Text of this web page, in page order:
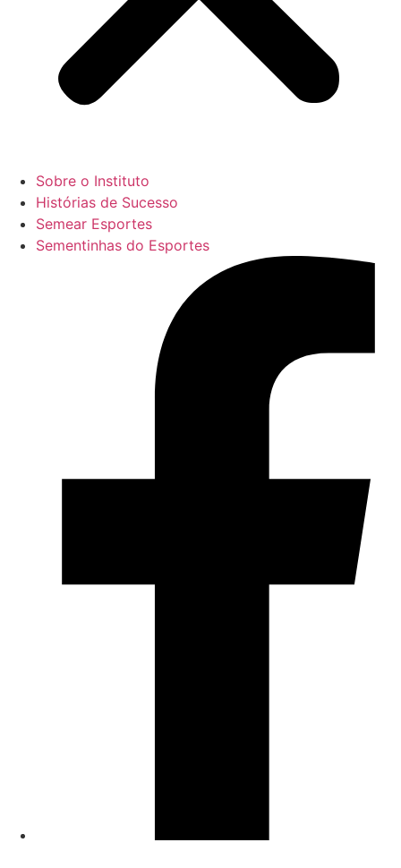
Sobre o Instituto
Histórias de Sucesso
Semear Esportes
Sementinhas do Esportes